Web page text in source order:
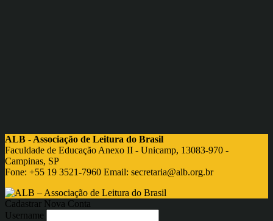
ALB - Associação de Leitura do Brasil
Faculdade de Educação Anexo II - Unicamp, 13083-970 -
Campinas, SP
Fone: +55 19 3521-7960 Email: secretaria@alb.org.br
Cadastrar Nova Conta
Username